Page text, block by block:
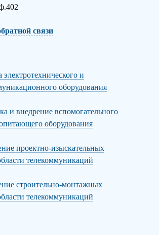
связи
электротехнического и
оборудования
и внедрение вспомогательного
оборудования
проектно-изыскательных
телекоммуникаций
строительно-монтажных
телекоммуникаций